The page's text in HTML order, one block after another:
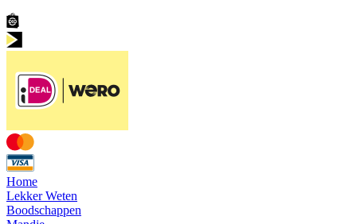
Home
Lekker Weten
Boodschappen